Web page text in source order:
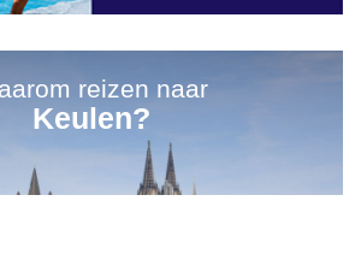
reizen naar
Keulen?